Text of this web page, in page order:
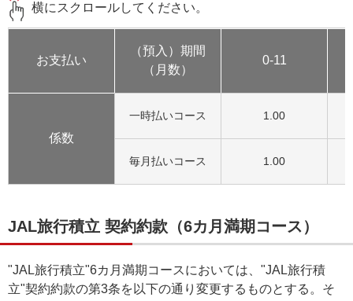
横にスクロールしてください。
お支払い
（預入）期間
（月数）
0-11
係数
一時払いコース 1.00
毎月払いコース 1.00
JAL旅行積立 契約約款（6カ月満期コース）
"JAL旅行積立"6カ月満期コースにおいては、"JAL旅行積
立"契約約款の第3条を以下の通り変更するものとする。そ